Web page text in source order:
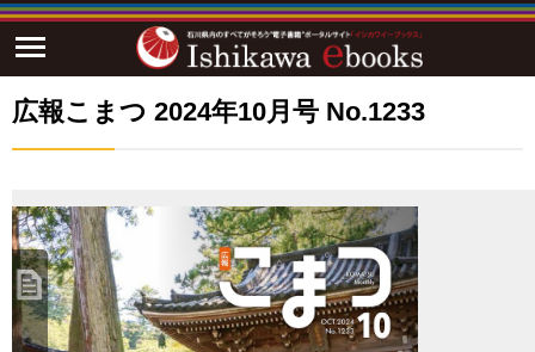
広報こまつ 2024年10月号 No.1233